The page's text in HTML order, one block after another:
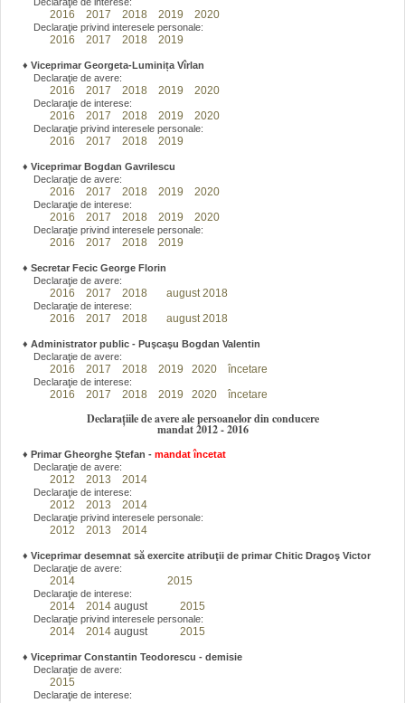
2016 2017 2018 2019 2020
Declaraţie privind interesele personale:
2016 2017 2018 2019
♦ Viceprimar Georgeta-Luminița Vîrlan
Declaraţie de avere:
2016 2017 2018 2019 2020
Declaraţie de interese:
2016 2017 2018 2019 2020
Declaraţie privind interesele personale:
2016 2017 2018 2019
♦ Viceprimar Bogdan Gavrilescu
Declaraţie de avere:
2016 2017 2018 2019 2020
Declaraţie de interese:
2016 2017 2018 2019 2020
Declaraţie privind interesele personale:
2016 2017 2018 2019
♦ Secretar Fecic George Florin
Declaraţie de avere:
2016 2017 2018 august 2018
Declaraţie de interese:
2016 2017 2018 august 2018
♦ Administrator public - Puşcaşu Bogdan Valentin
Declaraţie de avere:
2016 2017 2018 2019 2020 încetare
Declaraţie de interese:
2016 2017 2018 2019 2020 încetare
Declarațiile de avere ale persoanelor din conducere
mandat 2012 - 2016
♦ Primar Gheorghe Ştefan - mandat încetat
Declaraţie de avere:
2012 2013 2014
Declaraţie de interese:
2012 2013 2014
Declaraţie privind interesele personale:
2012 2013 2014
♦ Viceprimar desemnat să exercite atribuţii de primar Chitic Dragoş Victor
Declaraţie de avere:
2014 2015
Declaraţie de interese:
2014 2014 august 2015
Declaraţie privind interesele personale:
2014 2014 august 2015
♦ Viceprimar Constantin Teodorescu - demisie
Declaraţie de avere:
2015
Declaraţie de interese: